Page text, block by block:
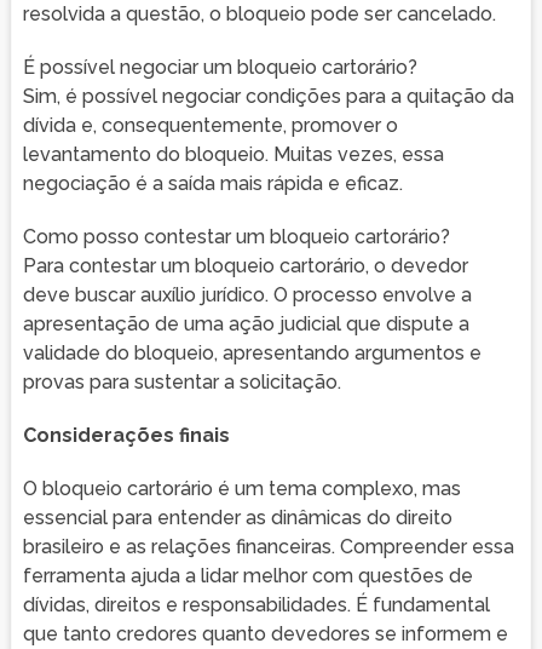
resolvida a questão, o bloqueio pode ser cancelado.
É possível negociar um bloqueio cartorário?
Sim, é possível negociar condições para a quitação da
dívida e, consequentemente, promover o
levantamento do bloqueio. Muitas vezes, essa
negociação é a saída mais rápida e eficaz.
Como posso contestar um bloqueio cartorário?
Para contestar um bloqueio cartorário, o devedor
deve buscar auxílio jurídico. O processo envolve a
apresentação de uma ação judicial que dispute a
validade do bloqueio, apresentando argumentos e
provas para sustentar a solicitação.
Considerações finais
O bloqueio cartorário é um tema complexo, mas
essencial para entender as dinâmicas do direito
brasileiro e as relações financeiras. Compreender essa
ferramenta ajuda a lidar melhor com questões de
dívidas, direitos e responsabilidades. É fundamental
que tanto credores quanto devedores se informem e